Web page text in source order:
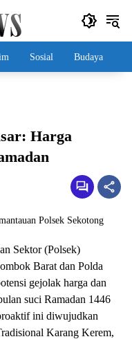
Sosial Budaya
Harga
Sektor (Polsek)
Barat dan Polda
gejolak harga dan
suci Ramadan 1446
ini diwujudkan
Karang Kerem,